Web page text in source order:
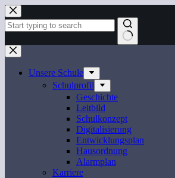
Zum
Inhalt
springen
Keine
Ergebnisse
Unsere Schule
Schulprofil
Geschichte
Leitbild
Schulkonzept
Digitalisierung
Entwicklungsplan
Hausordnung
Alarmplan
Karriere